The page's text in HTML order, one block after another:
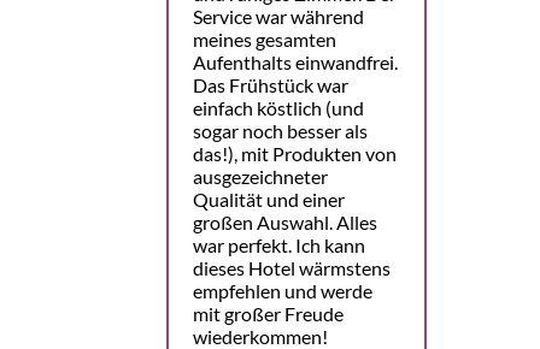
Service war während
meines gesamten
Aufenthalts einwandfrei.
Das Frühstück war
einfach köstlich (und
sogar noch besser als
das!), mit Produkten von
ausgezeichneter
Qualität und einer
großen Auswahl. Alles
war perfekt. Ich kann
dieses Hotel wärmstens
empfehlen und werde
mit großer Freude
wiederkommen!